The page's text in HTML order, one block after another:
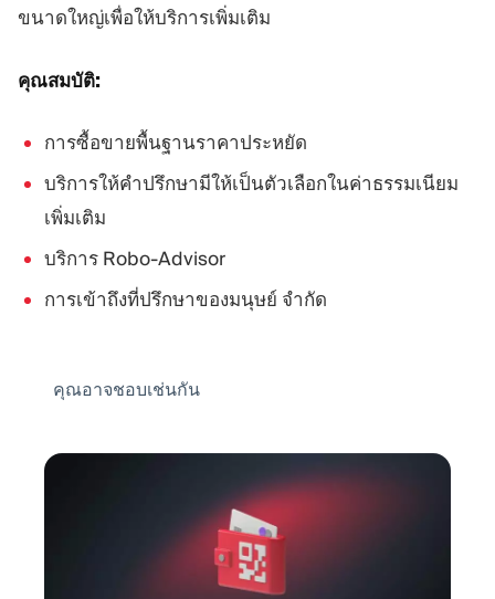
ขนาดใหญ่เพื่อให้บริการเพิ่มเติม
คุณสมบัติ:
การซื้อขายพื้นฐานราคาประหยัด
บริการให้คำปรึกษามีให้เป็นตัวเลือกในค่าธรรมเนียม
เพิ่มเติม
บริการ Robo-Advisor
การเข้าถึงที่ปรึกษาของมนุษย์ จำกัด
คุณอาจชอบเช่นกัน